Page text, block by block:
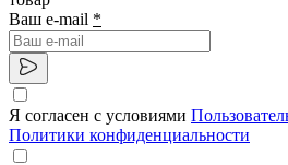
Ваш e-mail *
Я согласен с условиями
Политики конфиденциальности